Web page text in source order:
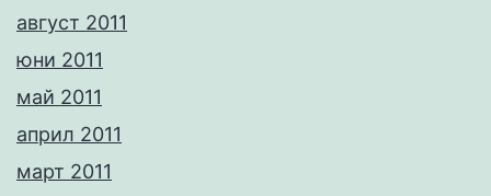
август 2011
юни 2011
май 2011
април 2011
март 2011